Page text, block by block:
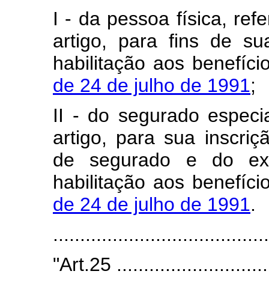
I - da pessoa física,
artigo, para fins de
habilitação aos
de 24 de julho de 1991;
II - do segurado
artigo, para sua
de segurado e do
habilitação aos
de 24 de julho de 1991.
"Art.25